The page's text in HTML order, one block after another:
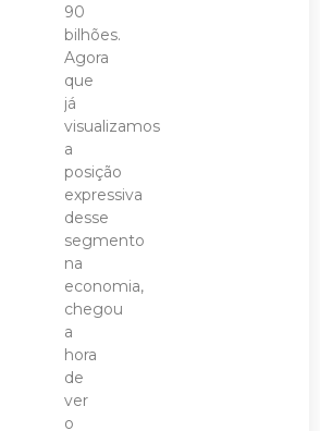
90
bilhões.
Agora
que
já
visualizamos
a
posição
expressiva
desse
segmento
na
economia,
chegou
a
hora
de
ver
o